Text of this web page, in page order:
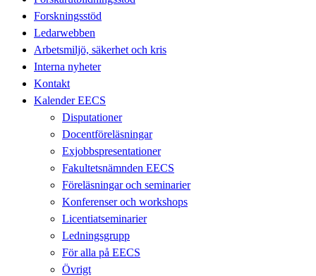
Forskningsstöd
Ledarwebben
Arbetsmiljö, säkerhet och kris
Interna nyheter
Kontakt
Kalender EECS
Disputationer
Docentföreläsningar
Exjobbspresentationer
Fakultetsnämnden EECS
Föreläsningar och seminarier
Konferenser och workshops
Licentiatseminarier
Ledningsgrupp
För alla på EECS
Övrigt